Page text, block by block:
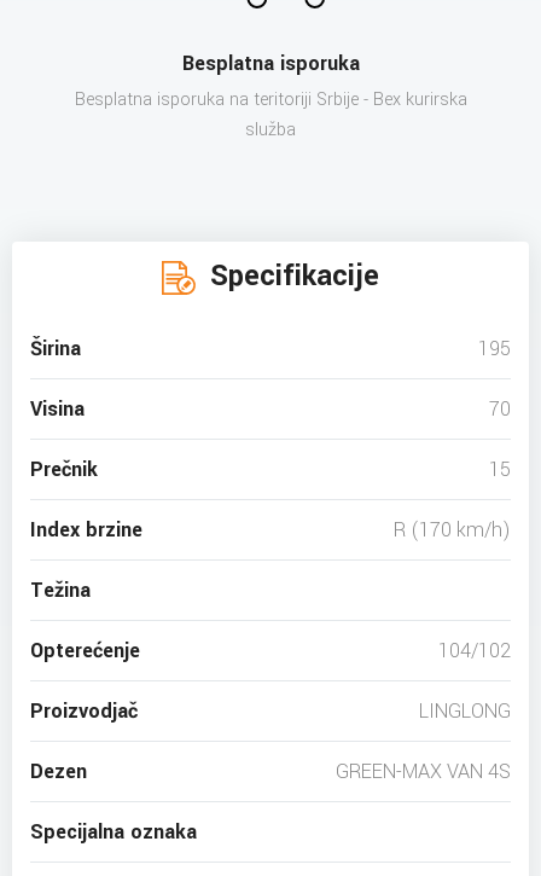
Besplatna isporuka
Besplatna isporuka na teritoriji Srbije - Bex kurirska
služba
Specifikacije
Širina 195
Visina 70
Prečnik 15
Index brzine R (170 km/h)
Težina
Opterećenje 104/102
Proizvodjač LINGLONG
Dezen GREEN-MAX VAN 4S
Specijalna oznaka